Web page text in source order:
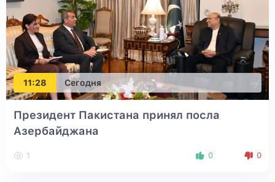
11:28 Сегодня
Президент Пакистана принял посла
Азербайджана
1 0 0